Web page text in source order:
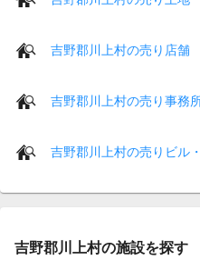
吉野郡川上村の売り店舗
吉野郡川上村の売り事務
吉野郡川上村の売りビル
吉野郡川上村の施設を探す